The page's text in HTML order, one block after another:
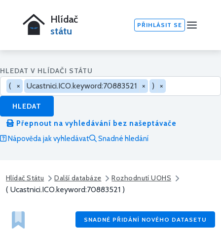
Hlídač
státu
PŘIHLÁSIT SE
HLEDAT V HLÍDAČI STÁTU
( × Ucastnici.ICO.keyword:70883521 × ) ×
HLEDAT
Přepnout na vyhledávání bez našeptávače
Nápověda jak vyhledávat
Snadné hledání
Hlídač Státu Další databáze Rozhodnutí UOHS
( Ucastnici.ICO.keyword:70883521 )
SNADNÉ PŘIDÁNÍ NOVÉHO DATASETU